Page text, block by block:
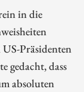
in die
US-Präsidenten
gedacht, dass
absoluten